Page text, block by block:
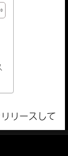
リースして